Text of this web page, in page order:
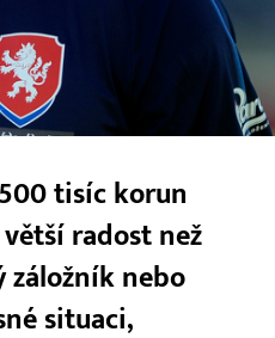
tisíc korun
radost než
záložník nebo
situaci,